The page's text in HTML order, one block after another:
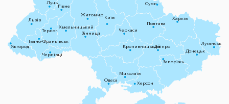
Луцьк
Київ
Житомир
Тернопіль
Рівне
Львів
Дніпро
Кропивницький
Харків
Полтава
Черкаси
Суми
Запоріжжя
Херсон
Донецьк
Луганськ
Ужгород
Чернівці
Вінниця
Хмельницький
Івано-Франківськ
Миколаїв
Одеса